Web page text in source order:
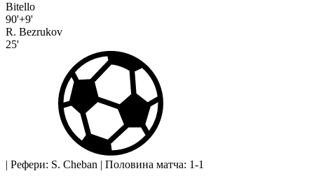
Bitello
90'+9'
R. Bezrukov
25'
| Рефери: S. Cheban | Половина матча: 1-1